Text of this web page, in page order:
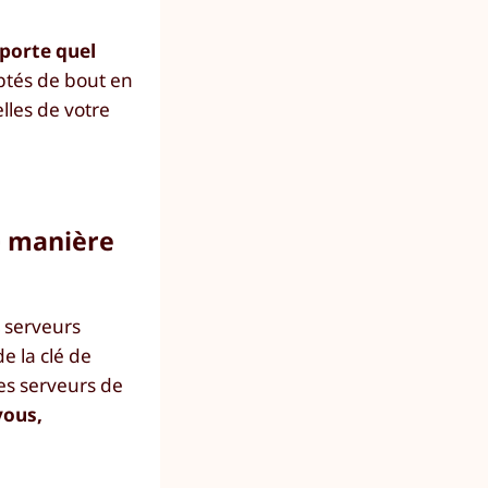
quel
de bout en
de votre
manière
serveurs
la clé de
serveurs de